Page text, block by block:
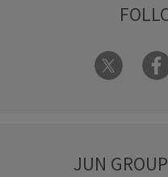
JUN